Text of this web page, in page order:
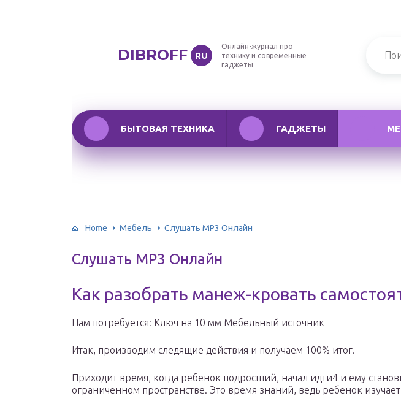
DIBROFF RU
Онлайн-журнал про
технику и современные
гаджеты
БЫТОВАЯ ТЕХНИКА ГАДЖЕТЫ
Home Мебель Слушать MP3 Онлайн
Слушать MP3 Онлайн
Как разобрать манеж-кровать
Нам потребуется: Ключ на 10 мм Мебельный источник
Итак, производим следящие действия и получаем 100% итог.
Приходит время, когда ребенок подросший, начал идти4 и ему
ограниченном пространстве. Это время знаний, ведь ребенок